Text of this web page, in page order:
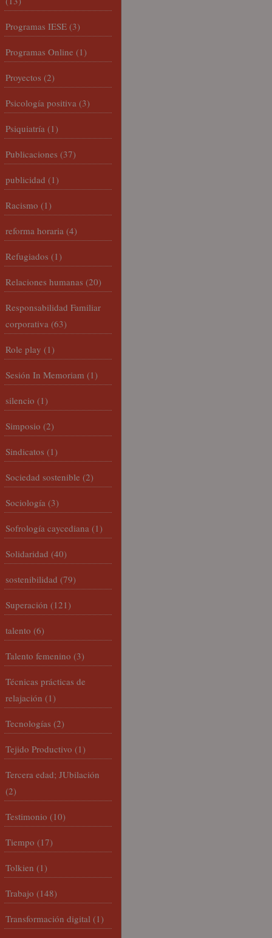
Programas IESE (3)
Programas Online (1)
Proyectos (2)
Psicología positiva (3)
Psiquiatría (1)
Publicaciones (37)
publicidad (1)
Racismo (1)
reforma horaria (4)
Refugiados (1)
Relaciones humanas (20)
Responsabilidad Familiar
corporativa (63)
Role play (1)
Sesión In Memoriam (1)
silencio (1)
Simposio (2)
Sindicatos (1)
Sociedad sostenible (2)
Sociología (3)
Sofrología caycediana (1)
Solidaridad (40)
sostenibilidad (79)
Superación (121)
talento (6)
Talento femenino (3)
Técnicas prácticas de
relajación (1)
Tecnologías (2)
Tejido Productivo (1)
Tercera edad; JUbilación
(2)
Testimonio (10)
Tiempo (17)
Tolkien (1)
Trabajo (148)
Transformación digital (1)